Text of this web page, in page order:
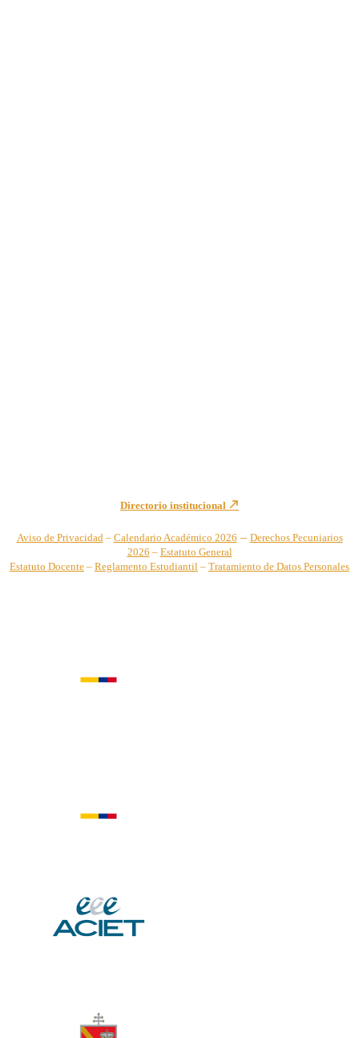
Directorio institucional
Aviso de Privacidad – Calendario Académico 2026 – Derechos Pecuniarios
2026 – Estatuto General
Estatuto Docente – Reglamento Estudiantil – Tratamiento de Datos Personales